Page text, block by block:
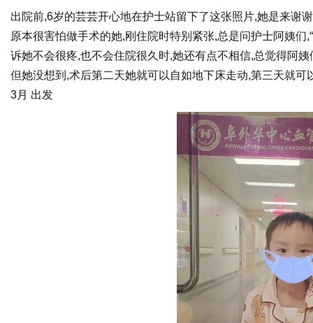
出院前,6岁的芸芸开心地在护士站留下了这张照片,她是来谢
原本很害怕做手术的她,刚住院时特别紧张,总是问护士阿姨
诉她不会很疼,也不会住院很久时,她还有点不相信,总觉得阿姨
但她没想到,术后第二天她就可以自如地下床走动,第三天就可
3月 出发